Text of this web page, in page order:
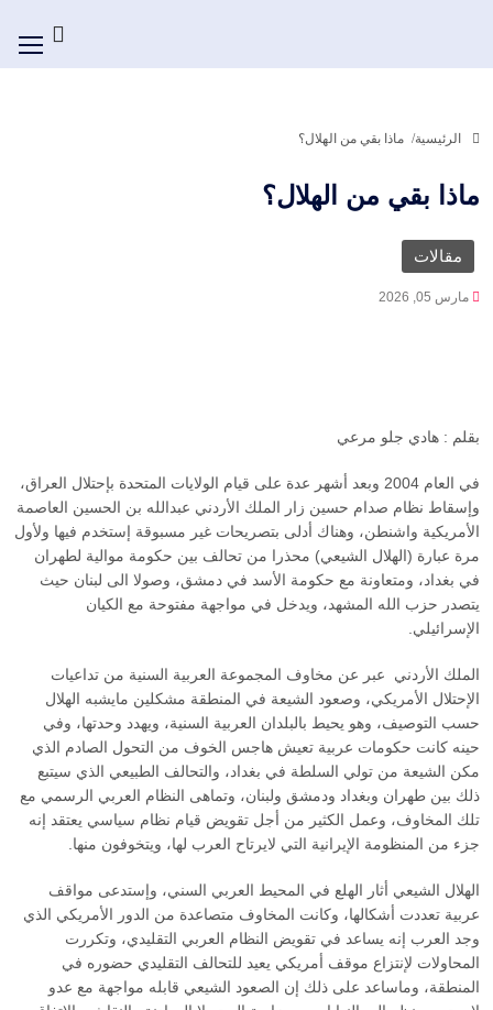
الرئيسية ماذا بقي من الهلال؟
ماذا بقي من الهلال؟
مقالات
مارس 05, 2026
بقلم : هادي جلو مرعي
في العام 2004 وبعد أشهر عدة على قيام الولايات المتحدة بإحتلال العراق،
وإسقاط نظام صدام حسين زار الملك الأردني عبدالله بن الحسين العاصمة
الأمريكية واشنطن، وهناك أدلى بتصريحات غير مسبوقة إستخدم فيها ولأول
مرة عبارة (الهلال الشيعي) محذرا من تحالف بين حكومة موالية لطهران
في بغداد، ومتعاونة مع حكومة الأسد في دمشق، وصولا الى لبنان حيث
يتصدر حزب الله المشهد، ويدخل في مواجهة مفتوحة مع الكيان
الإسرائيلي.
الملك الأردني عبر عن مخاوف المجموعة العربية السنية من تداعيات
الإحتلال الأمريكي، وصعود الشيعة في المنطقة مشكلين مايشبه الهلال
حسب التوصيف، وهو يحيط بالبلدان العربية السنية، ويهدد وحدتها، وفي
حينه كانت حكومات عربية تعيش هاجس الخوف من التحول الصادم الذي
مكن الشيعة من تولي السلطة في بغداد، والتحالف الطبيعي الذي سيتبع
ذلك بين طهران وبغداد ودمشق ولبنان، وتماهى النظام العربي الرسمي مع
تلك المخاوف، وعمل الكثير من أجل تقويض قيام نظام سياسي يعتقد إنه
جزء من المنظومة الإيرانية التي لايرتاح العرب لها، ويتخوفون منها.
الهلال الشيعي أثار الهلع في المحيط العربي السني، وإستدعى مواقف
عربية تعددت أشكالها، وكانت المخاوف متصاعدة من الدور الأمريكي الذي
وجد العرب إنه يساعد في تقويض النظام العربي التقليدي، وتكررت
المحاولات لإنتزاع موقف أمريكي يعيد للتحالف التقليدي حضوره في
المنطقة، وماساعد على ذلك إن الصعود الشيعي قابله مواجهة مع عدو